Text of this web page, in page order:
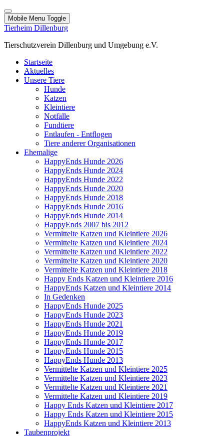
Mobile Menu Toggle
Tierheim Dillenburg
Tierschutzverein Dillenburg und Umgebung e.V.
Startseite
Aktuelles
Unsere Tiere
Hunde
Katzen
Kleintiere
Notfälle
Fundtiere
Entlaufen - Entflogen
Tiere anderer Organisationen
Ehemalige
HappyEnds Hunde 2026
HappyEnds Hunde 2024
HappyEnds Hunde 2022
HappyEnds Hunde 2020
HappyEnds Hunde 2018
HappyEnds Hunde 2016
HappyEnds Hunde 2014
HappyEnds 2007 bis 2012
Vermittelte Katzen und Kleintiere 2026
Vermittelte Katzen und Kleintiere 2024
Vermittelte Katzen und Kleintiere 2022
Vermittelte Katzen und Kleintiere 2020
Vermittelte Katzen und Kleintiere 2018
Happy Ends Katzen und Kleintiere 2016
HappyEnds Katzen und Kleintiere 2014
In Gedenken
HappyEnds Hunde 2025
HappyEnds Hunde 2023
HappyEnds Hunde 2021
HappyEnds Hunde 2019
HappyEnds Hunde 2017
HappyEnds Hunde 2015
HappyEnds Hunde 2013
Vermittelte Katzen und Kleintiere 2025
Vermittelte Katzen und Kleintiere 2023
Vermittelte Katzen und Kleintiere 2021
Vermittelte Katzen und Kleintiere 2019
Happy Ends Katzen und Kleintiere 2017
Happy Ends Katzen und Kleintiere 2015
HappyEnds Katzen und Kleintiere 2013
Taubenprojekt